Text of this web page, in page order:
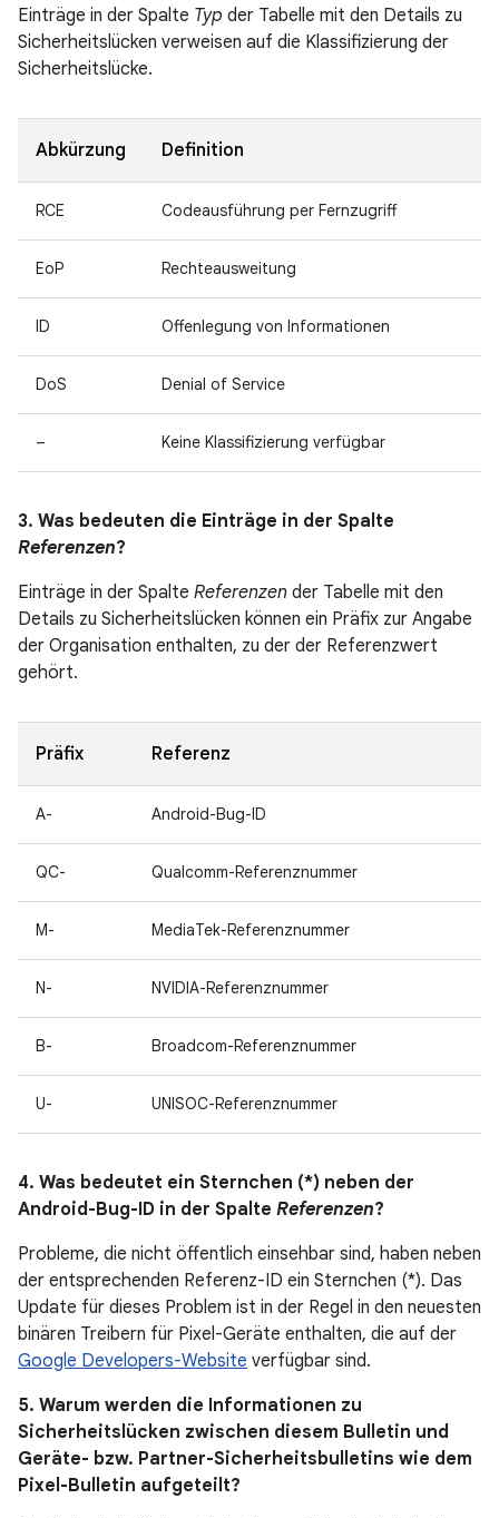
Einträge in der Spalte Typ der Tabelle mit den Details zu
Sicherheitslücken verweisen auf die Klassifizierung der
Sicherheitslücke.
Abkürzung Definition
RCE Codeausführung per Fernzugriff
EoP Rechteausweitung
ID Offenlegung von Informationen
DoS Denial of Service
– Keine Klassifizierung verfügbar
3. Was bedeuten die Einträge in der Spalte
Referenzen?
Einträge in der Spalte Referenzen der Tabelle mit den
Details zu Sicherheitslücken können ein Präfix zur Angabe
der Organisation enthalten, zu der der Referenzwert
gehört.
Präfix Referenz
A- Android-Bug-ID
QC- Qualcomm-Referenznummer
M- MediaTek-Referenznummer
N- NVIDIA-Referenznummer
B- Broadcom-Referenznummer
U- UNISOC-Referenznummer
4. Was bedeutet ein Sternchen (*) neben der
Android-Bug-ID in der Spalte Referenzen?
Probleme, die nicht öffentlich einsehbar sind, haben neben
der entsprechenden Referenz-ID ein Sternchen (*). Das
Update für dieses Problem ist in der Regel in den neuesten
binären Treibern für Pixel-Geräte enthalten, die auf der
Google Developers-Website verfügbar sind.
5. Warum werden die Informationen zu
Sicherheitslücken zwischen diesem Bulletin und
Geräte- bzw. Partner-Sicherheitsbulletins wie dem
Pixel-Bulletin aufgeteilt?